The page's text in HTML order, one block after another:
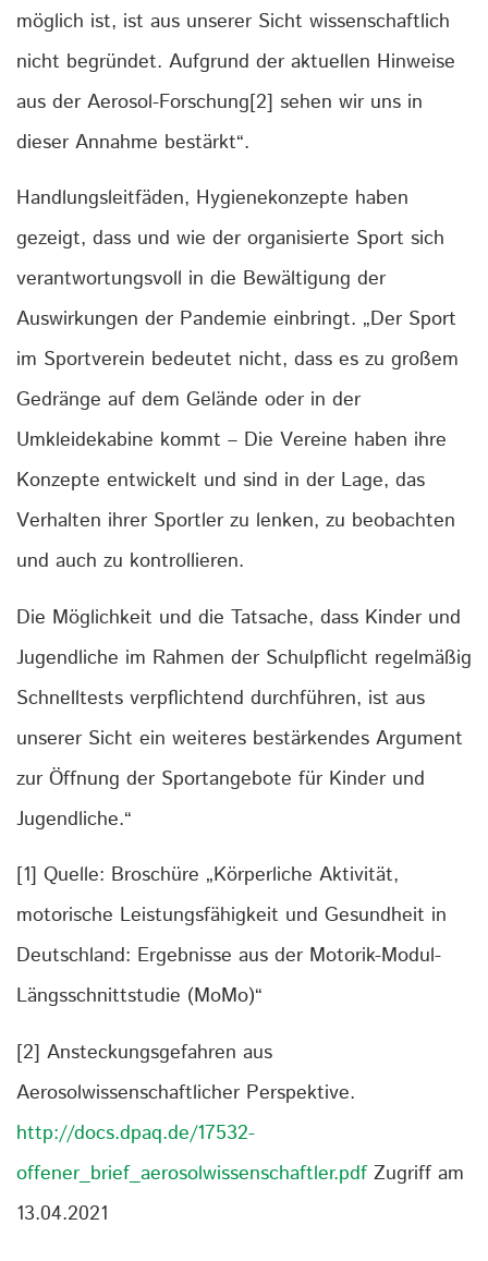
möglich ist, ist aus unserer Sicht wissenschaftlich
nicht begründet. Aufgrund der aktuellen Hinweise
aus der Aerosol-Forschung[2] sehen wir uns in
dieser Annahme bestärkt“.
Handlungsleitfäden, Hygienekonzepte haben
gezeigt, dass und wie der organisierte Sport sich
verantwortungsvoll in die Bewältigung der
Auswirkungen der Pandemie einbringt. „Der Sport
im Sportverein bedeutet nicht, dass es zu großem
Gedränge auf dem Gelände oder in der
Umkleidekabine kommt – Die Vereine haben ihre
Konzepte entwickelt und sind in der Lage, das
Verhalten ihrer Sportler zu lenken, zu beobachten
und auch zu kontrollieren.
Die Möglichkeit und die Tatsache, dass Kinder und
Jugendliche im Rahmen der Schulpflicht regelmäßig
Schnelltests verpflichtend durchführen, ist aus
unserer Sicht ein weiteres bestärkendes Argument
zur Öffnung der Sportangebote für Kinder und
Jugendliche.“
[1] Quelle: Broschüre „Körperliche Aktivität,
motorische Leistungsfähigkeit und Gesundheit in
Deutschland: Ergebnisse aus der Motorik-Modul-
Längsschnittstudie (MoMo)“
[2] Ansteckungsgefahren aus
Aerosolwissenschaftlicher Perspektive.
http://docs.dpaq.de/17532-
offener_brief_aerosolwissenschaftler.pdfZugriff am
13.04.2021